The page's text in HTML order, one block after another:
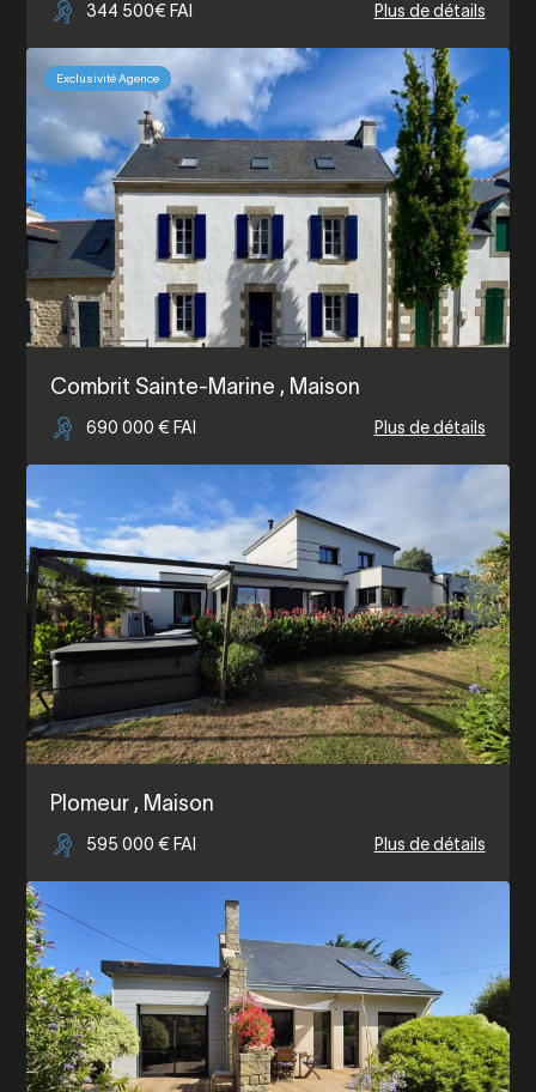
344 500€ FAI Plus de détails
Exclusivité Agence
Combrit Sainte-Marine , Maison
690 000 € FAI Plus de détails
Plomeur , Maison
595 000 € FAI Plus de détails